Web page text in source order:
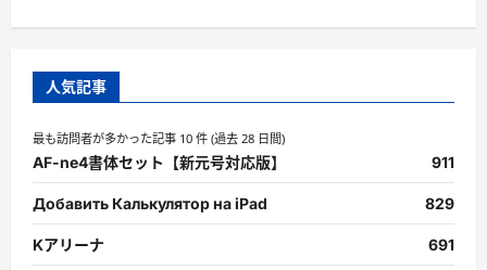
人気記事
最も訪問者が多かった記事 10 件 (過去 28 日間)
AF-ne4書体セット【新元号対応版】 911
Добавить Калькулятор на iPad 829
Kアリーナ 691